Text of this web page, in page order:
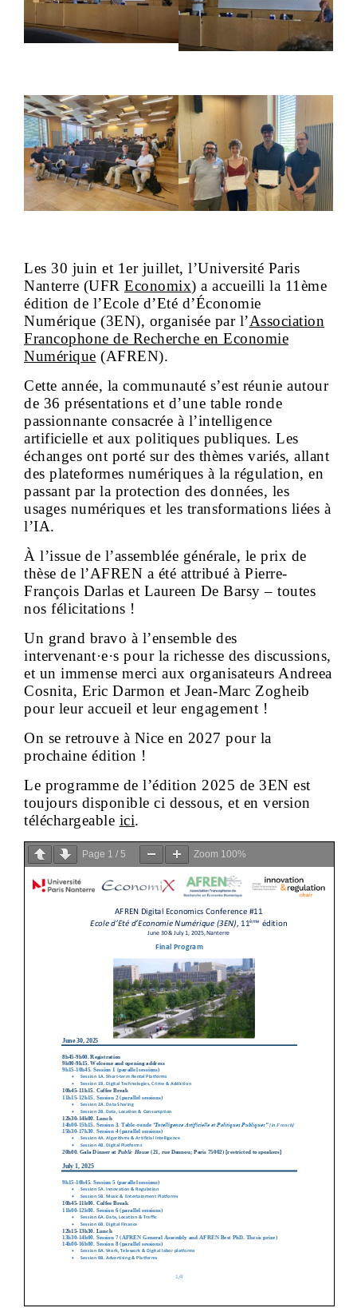
Les 30 juin et 1er juillet, l’Université Paris
Nanterre (UFR Economix) a accueilli la 11ème
édition de l’Ecole d’Eté d’Économie
Numérique (3EN), organisée par l’Association
Francophone de Recherche en Economie
Numérique (AFREN).
Cette année, la communauté s’est réunie autour
de 36 présentations et d’une table ronde
passionnante consacrée à l’intelligence
artificielle et aux politiques publiques. Les
échanges ont porté sur des thèmes variés, allant
des plateformes numériques à la régulation, en
passant par la protection des données, les
usages numériques et les transformations liées à
l’IA.
À l’issue de l’assemblée générale, le prix de
thèse de l’AFREN a été attribué à Pierre-
François Darlas et Laureen De Barsy – toutes
nos félicitations !
Un grand bravo à l’ensemble des
intervenant·e·s pour la richesse des discussions,
et un immense merci aux organisateurs Andreea
Cosnita, Eric Darmon et Jean-Marc Zogheib
pour leur accueil et leur engagement !
On se retrouve à Nice en 2027 pour la
prochaine édition !
Le programme de l’édition 2025 de 3EN est
toujours disponible ci dessous, et en version
téléchargeable ici.
Page 1 / 5 Zoom 100%